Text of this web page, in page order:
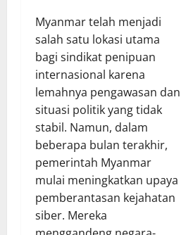
Myanmar telah menjadi
salah satu lokasi utama
bagi sindikat penipuan
internasional karena
lemahnya pengawasan dan
situasi politik yang tidak
stabil. Namun, dalam
beberapa bulan terakhir,
pemerintah Myanmar
mulai meningkatkan upaya
pemberantasan kejahatan
siber. Mereka